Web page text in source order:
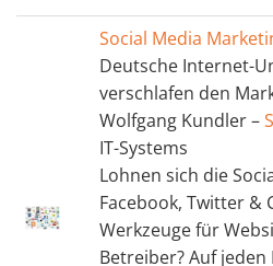
Social Media
Deutsche Internet-
verschlafen den
Wolfgang Kundler –
IT-Systems
Lohnen sich die
Facebook, Twitter &
Werkzeuge für
Betreiber? Auf